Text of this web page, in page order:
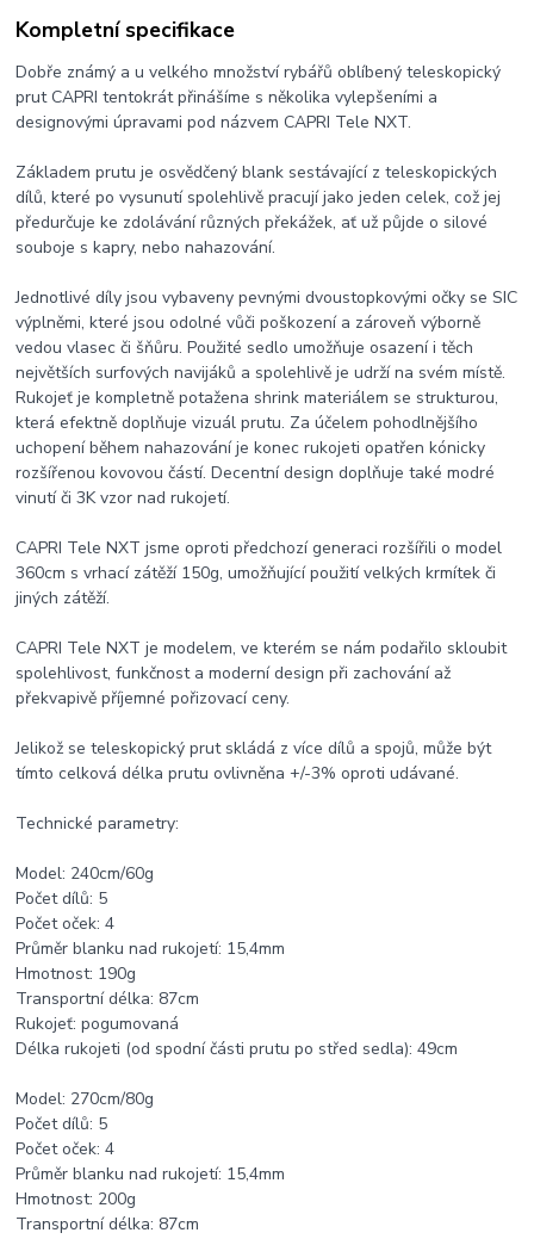
Kompletní specifikace
Dobře známý a u velkého množství rybářů oblíbený teleskopický
prut CAPRI tentokrát přinášíme s několika vylepšeními a
designovými úpravami pod názvem CAPRI Tele NXT.
Základem prutu je osvědčený blank sestávající z teleskopických
dílů, které po vysunutí spolehlivě pracují jako jeden celek, což jej
předurčuje ke zdolávání různých překážek, ať už půjde o silové
souboje s kapry, nebo nahazování.
Jednotlivé díly jsou vybaveny pevnými dvoustopkovými očky se SIC
výplněmi, které jsou odolné vůči poškození a zároveň výborně
vedou vlasec či šňůru. Použité sedlo umožňuje osazení i těch
největších surfových navijáků a spolehlivě je udrží na svém místě.
Rukojeť je kompletně potažena shrink materiálem se strukturou,
která efektně doplňuje vizuál prutu. Za účelem pohodlnějšího
uchopení během nahazování je konec rukojeti opatřen kónicky
rozšířenou kovovou částí. Decentní design doplňuje také modré
vinutí či 3K vzor nad rukojetí.
CAPRI Tele NXT jsme oproti předchozí generaci rozšířili o model
360cm s vrhací zátěží 150g, umožňující použití velkých krmítek či
jiných zátěží.
CAPRI Tele NXT je modelem, ve kterém se nám podařilo skloubit
spolehlivost, funkčnost a moderní design při zachování až
překvapivě příjemné pořizovací ceny.
Jelikož se teleskopický prut skládá z více dílů a spojů, může být
tímto celková délka prutu ovlivněna +/-3% oproti udávané.
Technické parametry:
Model: 240cm/60g
Počet dílů: 5
Počet oček: 4
Průměr blanku nad rukojetí: 15,4mm
Hmotnost: 190g
Transportní délka: 87cm
Rukojeť: pogumovaná
Délka rukojeti (od spodní části prutu po střed sedla): 49cm
Model: 270cm/80g
Počet dílů: 5
Počet oček: 4
Průměr blanku nad rukojetí: 15,4mm
Hmotnost: 200g
Transportní délka: 87cm